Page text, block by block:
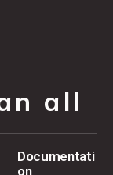
Documentati
on